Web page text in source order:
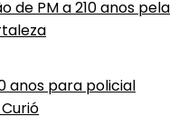
de PM a 210 anos pela
anos para policial